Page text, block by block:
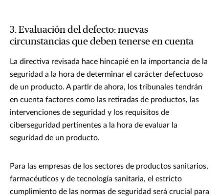
3. Evaluación del defecto: nuevas
circunstancias que deben tenerse en cuenta
La directiva revisada hace hincapié en la importancia de la
seguridad a la hora de determinar el carácter defectuoso
de un producto. A partir de ahora, los tribunales tendrán
en cuenta factores como las retiradas de productos, las
intervenciones de seguridad y los requisitos de
ciberseguridad pertinentes a la hora de evaluar la
seguridad de un producto.
Para las empresas de los sectores de productos sanitarios,
farmacéuticos y de tecnología sanitaria, el estricto
cumplimiento de las normas de seguridad será crucial para